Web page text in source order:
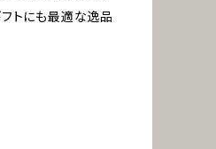
トにも最適な逸品